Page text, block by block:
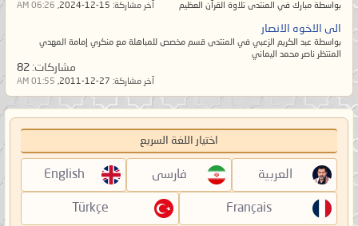
بواسطة مبارك في المنتدى تلاوة القرآن العظيم آخر مشاركة: 06:26 AM
الى الاخوه الانصار
بواسطة عبد الكريم الزعبي في المنتدى قسم مخصص للمباهلة مع منكري إمامة المهدي
المنتظر ناصر محمد اليماني
مشاركات:
آخر مشاركة: 01:55 AM
اختيار اللغة السريع
العربية فارسی English
Français
Türkçe